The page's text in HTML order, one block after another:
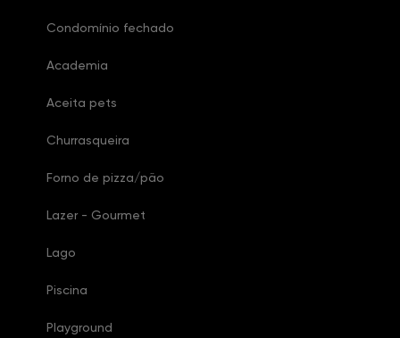
Condomínio fechado
Academia
Aceita pets
Churrasqueira
Forno de pizza/pão
Lazer - Gourmet
Lago
Piscina
Playground